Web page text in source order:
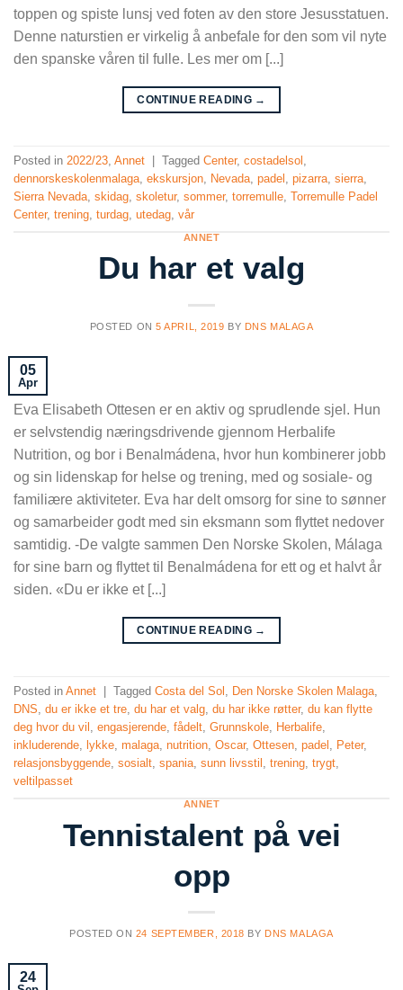
toppen og spiste lunsj ved foten av den store Jesusstatuen.
Denne naturstien er virkelig å anbefale for den som vil nyte
den spanske våren til fulle. Les mer om [...]
CONTINUE READING →
Posted in 2022/23, Annet Tagged Center, costadelsol ,
dennorskeskolenmalaga, ekskursjon, Nevada, padel , pizarra, sierra,
Sierra Nevada, skidag, skoletur, sommer, torremulle, Torremulle Padel
Center, trening, turdag, utedag, vår
ANNET
Du har et valg
POSTED ON5 APRIL, 2019 BY DNS MALAGA
05
Apr
Eva Elisabeth Ottesen er en aktiv og sprudlende sjel. Hun
er selvstendig næringsdrivende gjennom Herbalife
Nutrition, og bor i Benalmádena, hvor hun kombinerer jobb
og sin lidenskap for helse og trening, med og sosiale- og
familiære aktiviteter. Eva har delt omsorg for sine to sønner
og samarbeider godt med sin eksmann som flyttet nedover
samtidig. -De valgte sammen Den Norske Skolen, Málaga
for sine barn og flyttet til Benalmádena for ett og et halvt år
siden. «Du er ikke et [...]
CONTINUE READING →
Posted in Annet Tagged Costa del Sol , Den Norske Skolen Malaga,
DNS, du er ikke et tre, du har et valg, du har ikke røtter, du kan flytte
deg hvor du vil , engasjerende, fådelt, Grunnskole, Herbalife,
inkluderende, lykke, malaga, nutrition, Oscar, Ottesen, padel , Peter,
relasjonsbyggende, sosialt, spania, sunn livsstil , trening, trygt,
veltilpasset
ANNET
Tennistalent på vei
opp
POSTED ON 24 SEPTEMBER, 2018 BY DNS MALAGA
24